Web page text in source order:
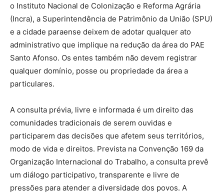
o Instituto Nacional de Colonização e Reforma Agrária
(Incra), a Superintendência de Patrimônio da União (SPU)
e a cidade paraense deixem de adotar qualquer ato
administrativo que implique na redução da área do PAE
Santo Afonso. Os entes também não devem registrar
qualquer domínio, posse ou propriedade da área a
particulares.
A consulta prévia, livre e informada é um direito das
comunidades tradicionais de serem ouvidas e
participarem das decisões que afetem seus territórios,
modo de vida e direitos. Prevista na Convenção 169 da
Organização Internacional do Trabalho, a consulta prevê
um diálogo participativo, transparente e livre de
pressões para atender a diversidade dos povos. A